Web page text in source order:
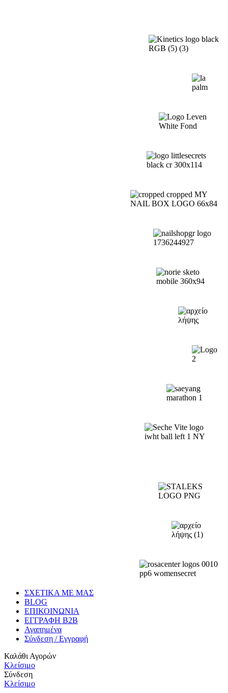
ΣΧΕΤΙΚΑ ΜΕ ΜΑΣ
BLOG
ΕΠΙΚΟΙΝΩΝΙΑ
ΕΓΓΡΑΦΗ Β2Β
Αγαπημένα
Σύνδεση / Εγγραφή
Καλάθι Αγορών
Κλείσιμο
Σύνδεση
Κλείσιμο